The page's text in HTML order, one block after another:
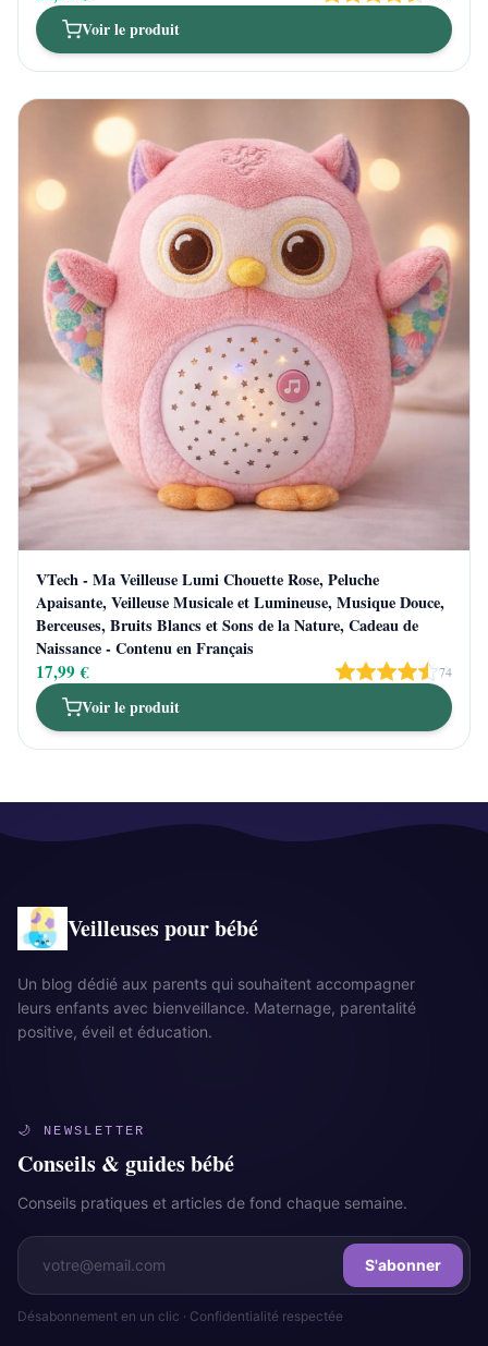
Voir le produit
VTech - Ma Veilleuse Lumi Chouette Rose, Peluche
Apaisante, Veilleuse Musicale et Lumineuse, Musique Douce,
Berceuses, Bruits Blancs et Sons de la Nature, Cadeau de
Naissance - Contenu en Français
17,99 € 74
Voir le produit
Veilleuses pour bébé
Un blog dédié aux parents qui souhaitent accompagner
leurs enfants avec bienveillance. Maternage, parentalité
positive, éveil et éducation.
🌙 NEWSLETTER
Conseils & guides bébé
Conseils pratiques et articles de fond chaque semaine.
S'abonner
Désabonnement en un clic · Confidentialité respectée